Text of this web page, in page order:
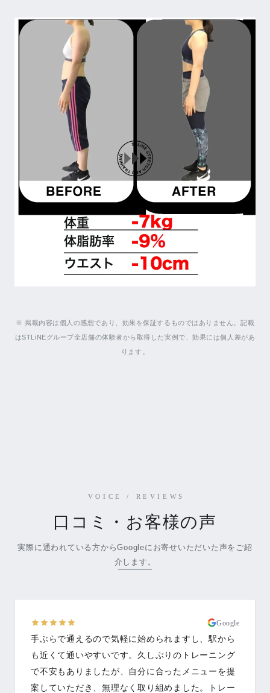
※ 掲載内容は個人の感想であり、効果を保証するものではありません。記載
はSTLiNEグループ全店舗の体験者から取得した実例で、効果には個人差があ
ります。
VOICE / REVIEWS
口コミ・お客様の声
実際に通われている方からGoogleにお寄せいただいた声をご紹
介します。
Google
手ぶらで通えるので気軽に始められますし、駅から
も近くて通いやすいです。久しぶりのトレーニング
で不安もありましたが、自分に合ったメニューを提
案していただき、無理なく取り組めました。トレー